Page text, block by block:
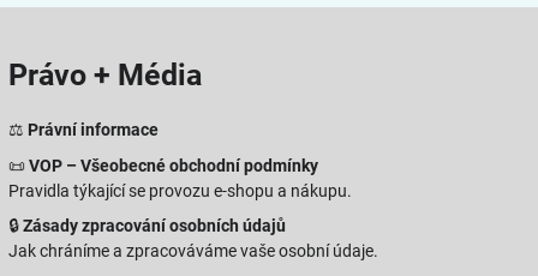
Právo + Média
⚖️ Právní informace
📜VOP – Všeobecné obchodní podmínky
Pravidla týkající se provozu e-shopu a nákupu.
🔒Zásady zpracování osobních údajů
Jak chráníme a zpracováváme vaše osobní údaje.